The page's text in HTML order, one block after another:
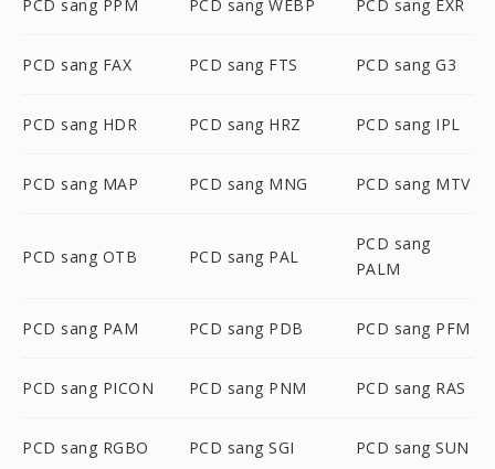
PCD sang PPM PCD sang WEBP PCD sang EXR
PCD sang FAX PCD sang FTS PCD sang G3
PCD sang HDR PCD sang HRZ PCD sang IPL
PCD sang MAP PCD sang MNG PCD sang MTV
PCD sang OTB PCD sang PAL
PCD sang
PALM
PCD sang PAM PCD sang PDB PCD sang PFM
PCD sang PICON PCD sang PNM PCD sang RAS
PCD sang RGBO PCD sang SGI PCD sang SUN